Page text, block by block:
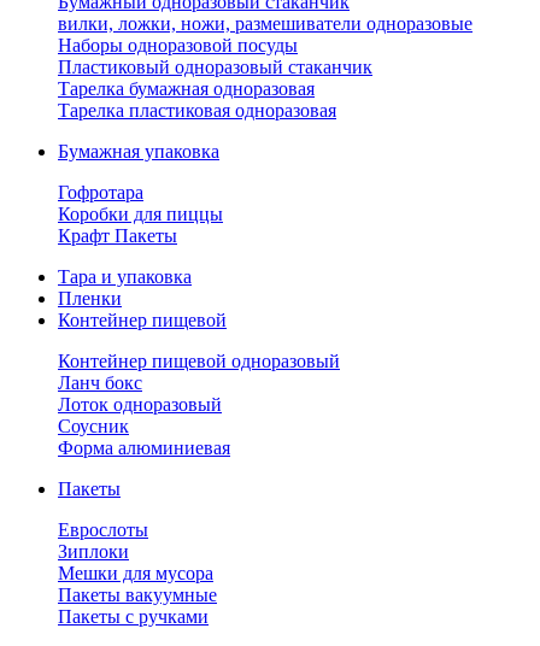
вилки, ложки, ножи, размешиватели одноразовые
Наборы одноразовой посуды
Пластиковый одноразовый стаканчик
Тарелка бумажная одноразовая
Тарелка пластиковая одноразовая
Бумажная упаковка
Гофротара
Коробки для пиццы
Крафт Пакеты
Тара и упаковка
Пленки
Контейнер пищевой
Контейнер пищевой одноразовый
Ланч бокс
Лоток одноразовый
Соусник
Форма алюминиевая
Пакеты
Еврослоты
Зиплоки
Мешки для мусора
Пакеты вакуумные
Пакеты с ручками